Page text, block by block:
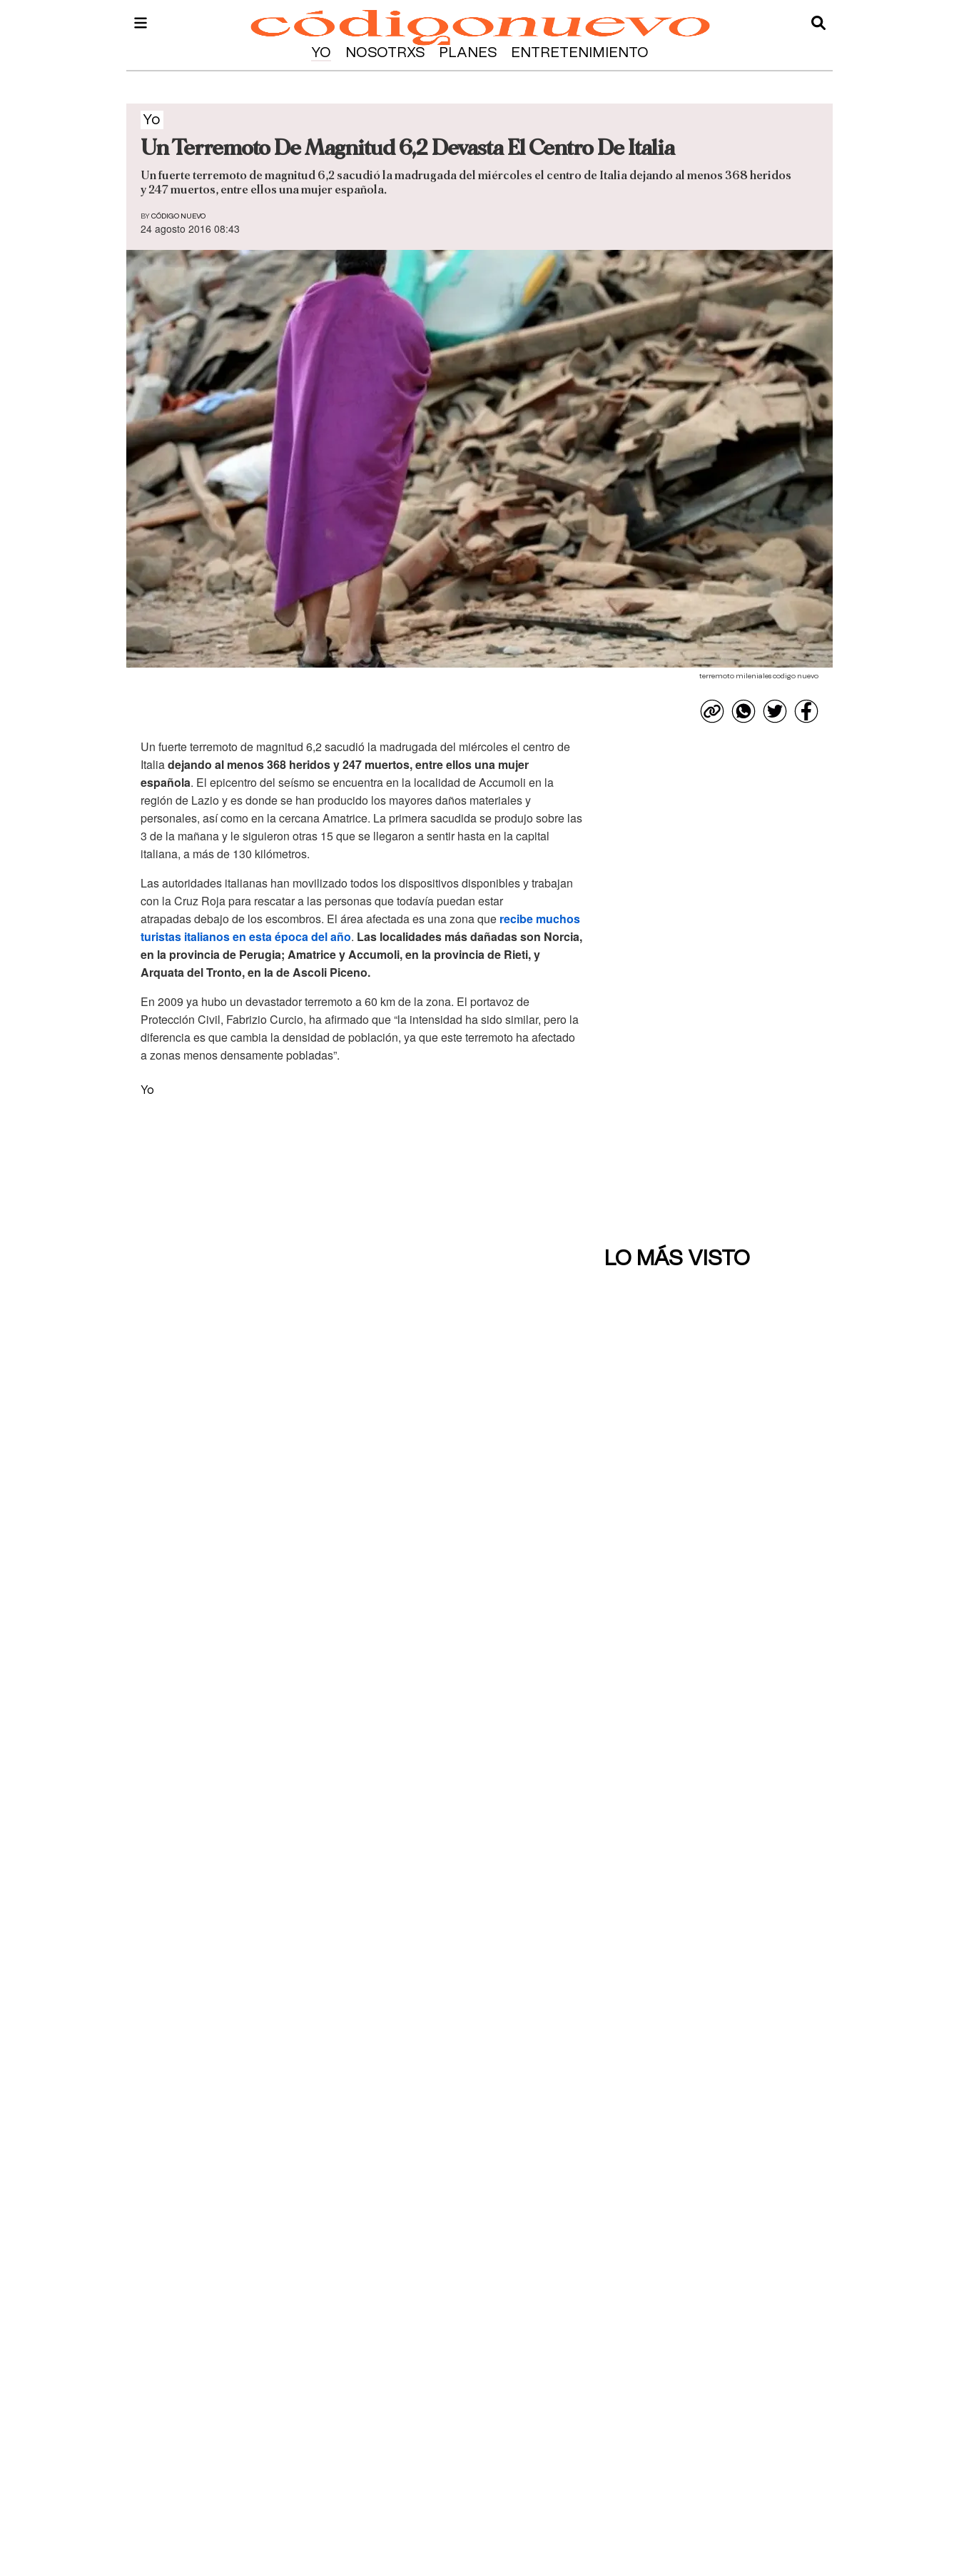
YO NOSOTRXS PLANES ENTRETENIMIENTO
Yo
Un Terremoto De Magnitud 6,2 Devasta El Centro De Italia
Un fuerte terremoto de magnitud 6,2 sacudió la madrugada del miércoles el centro de Italia dejando al menos 368 heridos
y 247 muertos, entre ellos una mujer española.
BY CÓDIGO NUEVO
24 agosto 2016 08:43
terremoto mileniales codigo nuevo
Un fuerte terremoto de magnitud 6,2 sacudió la madrugada del miércoles el centro de
Italiadejando al menos 368 heridos y 247 muertos, entre ellos una mujer
española. El epicentro del seísmo se encuentra en la localidad de Accumoli en la
región de Lazio y es donde se han producido los mayores daños materiales y
personales, así como en la cercana Amatrice. La primera sacudida se produjo sobre las
3 de la mañana y le siguieron otras 15 que se llegaron a sentir hasta en la capital
italiana, a más de 130 kilómetros.
Las autoridades italianas han movilizado todos los dispositivos disponibles y trabajan
con la Cruz Roja para rescatar a las personas que todavía puedan estar
atrapadas debajo de los escombros. El área afectada es una zona que recibe muchos
turistas italianos en esta época del año. Las localidades más dañadas son Norcia,
en la provincia de Perugia; Amatrice y Accumoli, en la provincia de Rieti, y
Arquata del Tronto, en la de Ascoli Piceno.
En 2009 ya hubo un devastador terremoto a 60 km de la zona. El portavoz de
Protección Civil, Fabrizio Curcio, ha afirmado que “la intensidad ha sido similar, pero la
diferencia es que cambia la densidad de población, ya que este terremoto ha afectado
a zonas menos densamente pobladas”.
Yo
LO MÁS VISTO